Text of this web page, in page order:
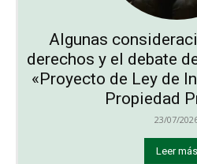
Algunas
derechos y el debate
«Proyecto de Ley de
Propiedad
23/07/
Leer más